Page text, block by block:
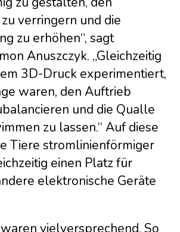
verringern und die
zu erhöhen“, sagt
Anuszczyk. „Gleichzeitig
3D-Druck experimentiert,
waren, den Auftrieb
und die Qualle
zu lassen.“ Auf diese
Tiere stromlinienförmiger
einen Platz für
elektronische Geräte